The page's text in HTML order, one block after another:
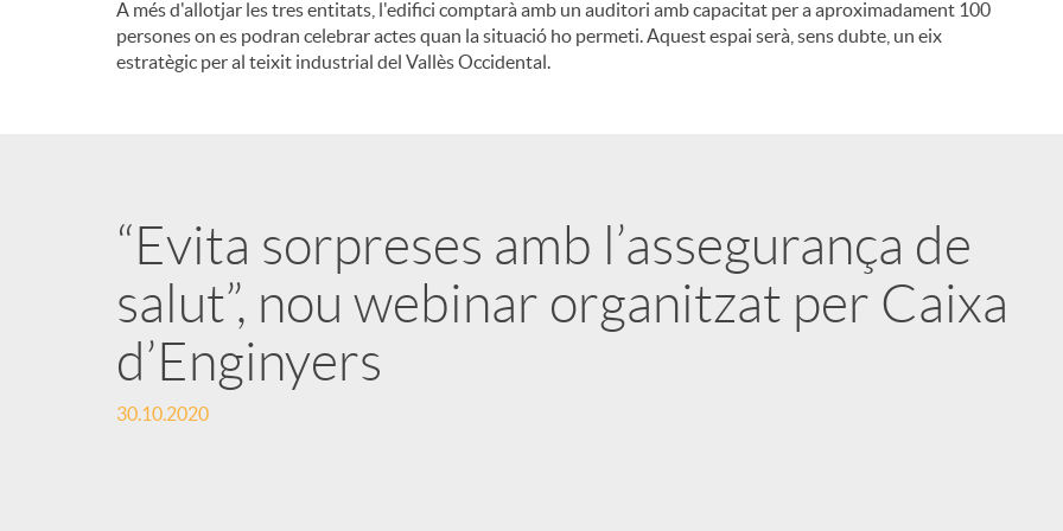
A més d'allotjar les tres entitats, l'edifici comptarà amb un auditori amb capacitat per a aproximadament 100
persones on es podran celebrar actes quan la situació ho permeti. Aquest espai serà, sens dubte, un eix
estratègic per al teixit industrial del Vallès Occidental.
“Evita sorpreses amb l’assegurança de
salut”, nou webinar organitzat per Caixa
d’Enginyers
30.10.2020